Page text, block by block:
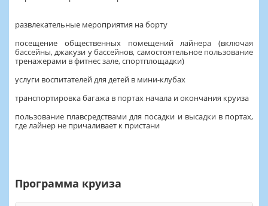
развлекательные мероприятия на борту
посещение общественных помещений лайнера (включая
бассейны, джакузи у бассейнов, самостоятельное пользование
тренажерами в фитнес зале, спортплощадки)
услуги воспитателей для детей в мини-клубах
транспортировка багажа в портах начала и окончания круиза
пользование плавсредствами для посадки и высадки в портах,
где лайнер не причаливает к пристани
Программа круиза